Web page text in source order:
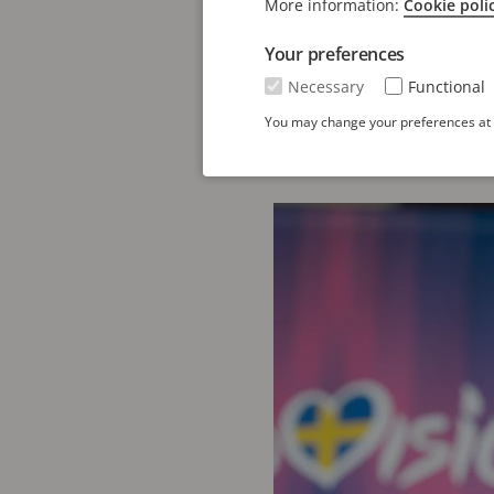
Eurovisión ha sido
2013, cuando se
aquel momento, la
movimiento.
More information: Cookie
Your preferences
Necessary Functional
You may change your preferences